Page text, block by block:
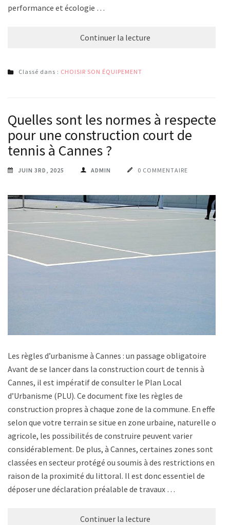
performance et écologie …
Continuer la lecture
Classé dans : CHOISIR SON ÉQUIPEMENT
Quelles sont les normes à respecter
pour une construction court de
tennis à Cannes ?
JUIN 3RD, 2025 ADMIN 0 COMMENTAIRE
Les règles d’urbanisme à Cannes : un passage obligatoire
Avant de se lancer dans la construction court de tennis à
Cannes, il est impératif de consulter le Plan Local
d’Urbanisme (PLU). Ce document fixe les règles de
construction propres à chaque zone de la commune. En effet,
selon que votre terrain se situe en zone urbaine, naturelle ou
agricole, les possibilités de construire peuvent varier
considérablement. De plus, à Cannes, certaines zones sont
classées en secteur protégé ou soumis à des restrictions en
raison de la proximité du littoral. Il est donc essentiel de
déposer une déclaration préalable de travaux …
Continuer la lecture